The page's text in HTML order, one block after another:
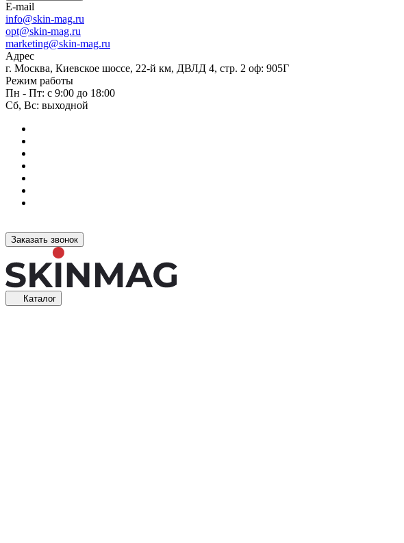
E-mail
info@skin-mag.ru
opt@skin-mag.ru
marketing@skin-mag.ru
Адрес
г. Москва, Киевское шоссе, 22-й км, ДВЛД 4, стр. 2 оф: 905Г
Режим работы
Пн - Пт: с 9:00 до 18:00
Сб, Вс: выходной
Заказать звонок
Каталог